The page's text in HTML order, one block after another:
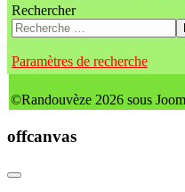
Rechercher
Paramètres de recherche
©Randouvèze 2026 sous
offcanvas